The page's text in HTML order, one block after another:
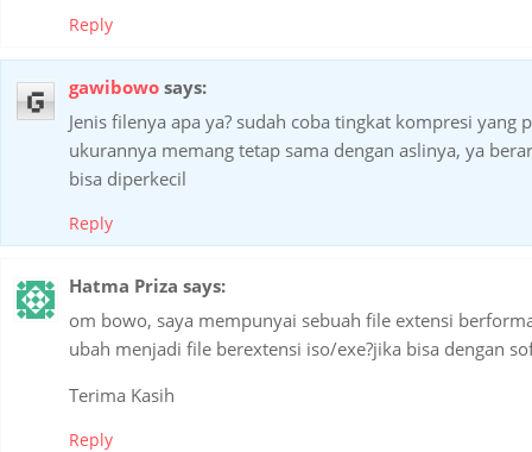
Reply
gawibowo says:
Jenis filenya apa ya? sudah coba tingkat kompresi yang
ukurannya memang tetap sama dengan aslinya, ya
bisa diperkecil
Reply
Hatma Priza says:
om bowo, saya mempunyai sebuah file extensi
ubah menjadi file berextensi iso/exe?jika bisa dengan
Terima Kasih
Reply